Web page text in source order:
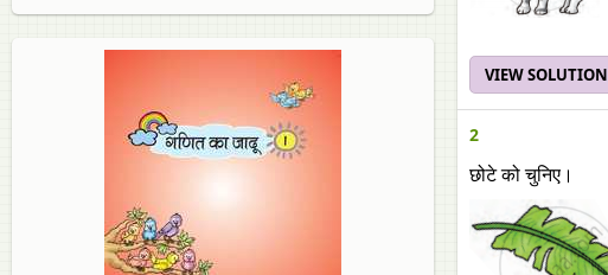
VIEW SOLUTION
2
छोटे को चुनिए।